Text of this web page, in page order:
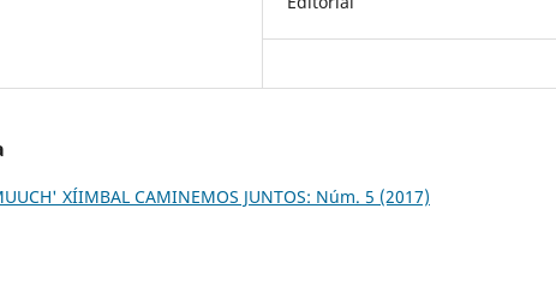
XÍIMBAL CAMINEMOS JUNTOS: Núm. 5 (2017)